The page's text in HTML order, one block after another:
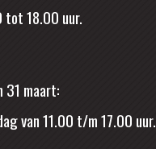
tot 18.00 uur.
31 maart:
van 11.00 t/m 17.00 uur.